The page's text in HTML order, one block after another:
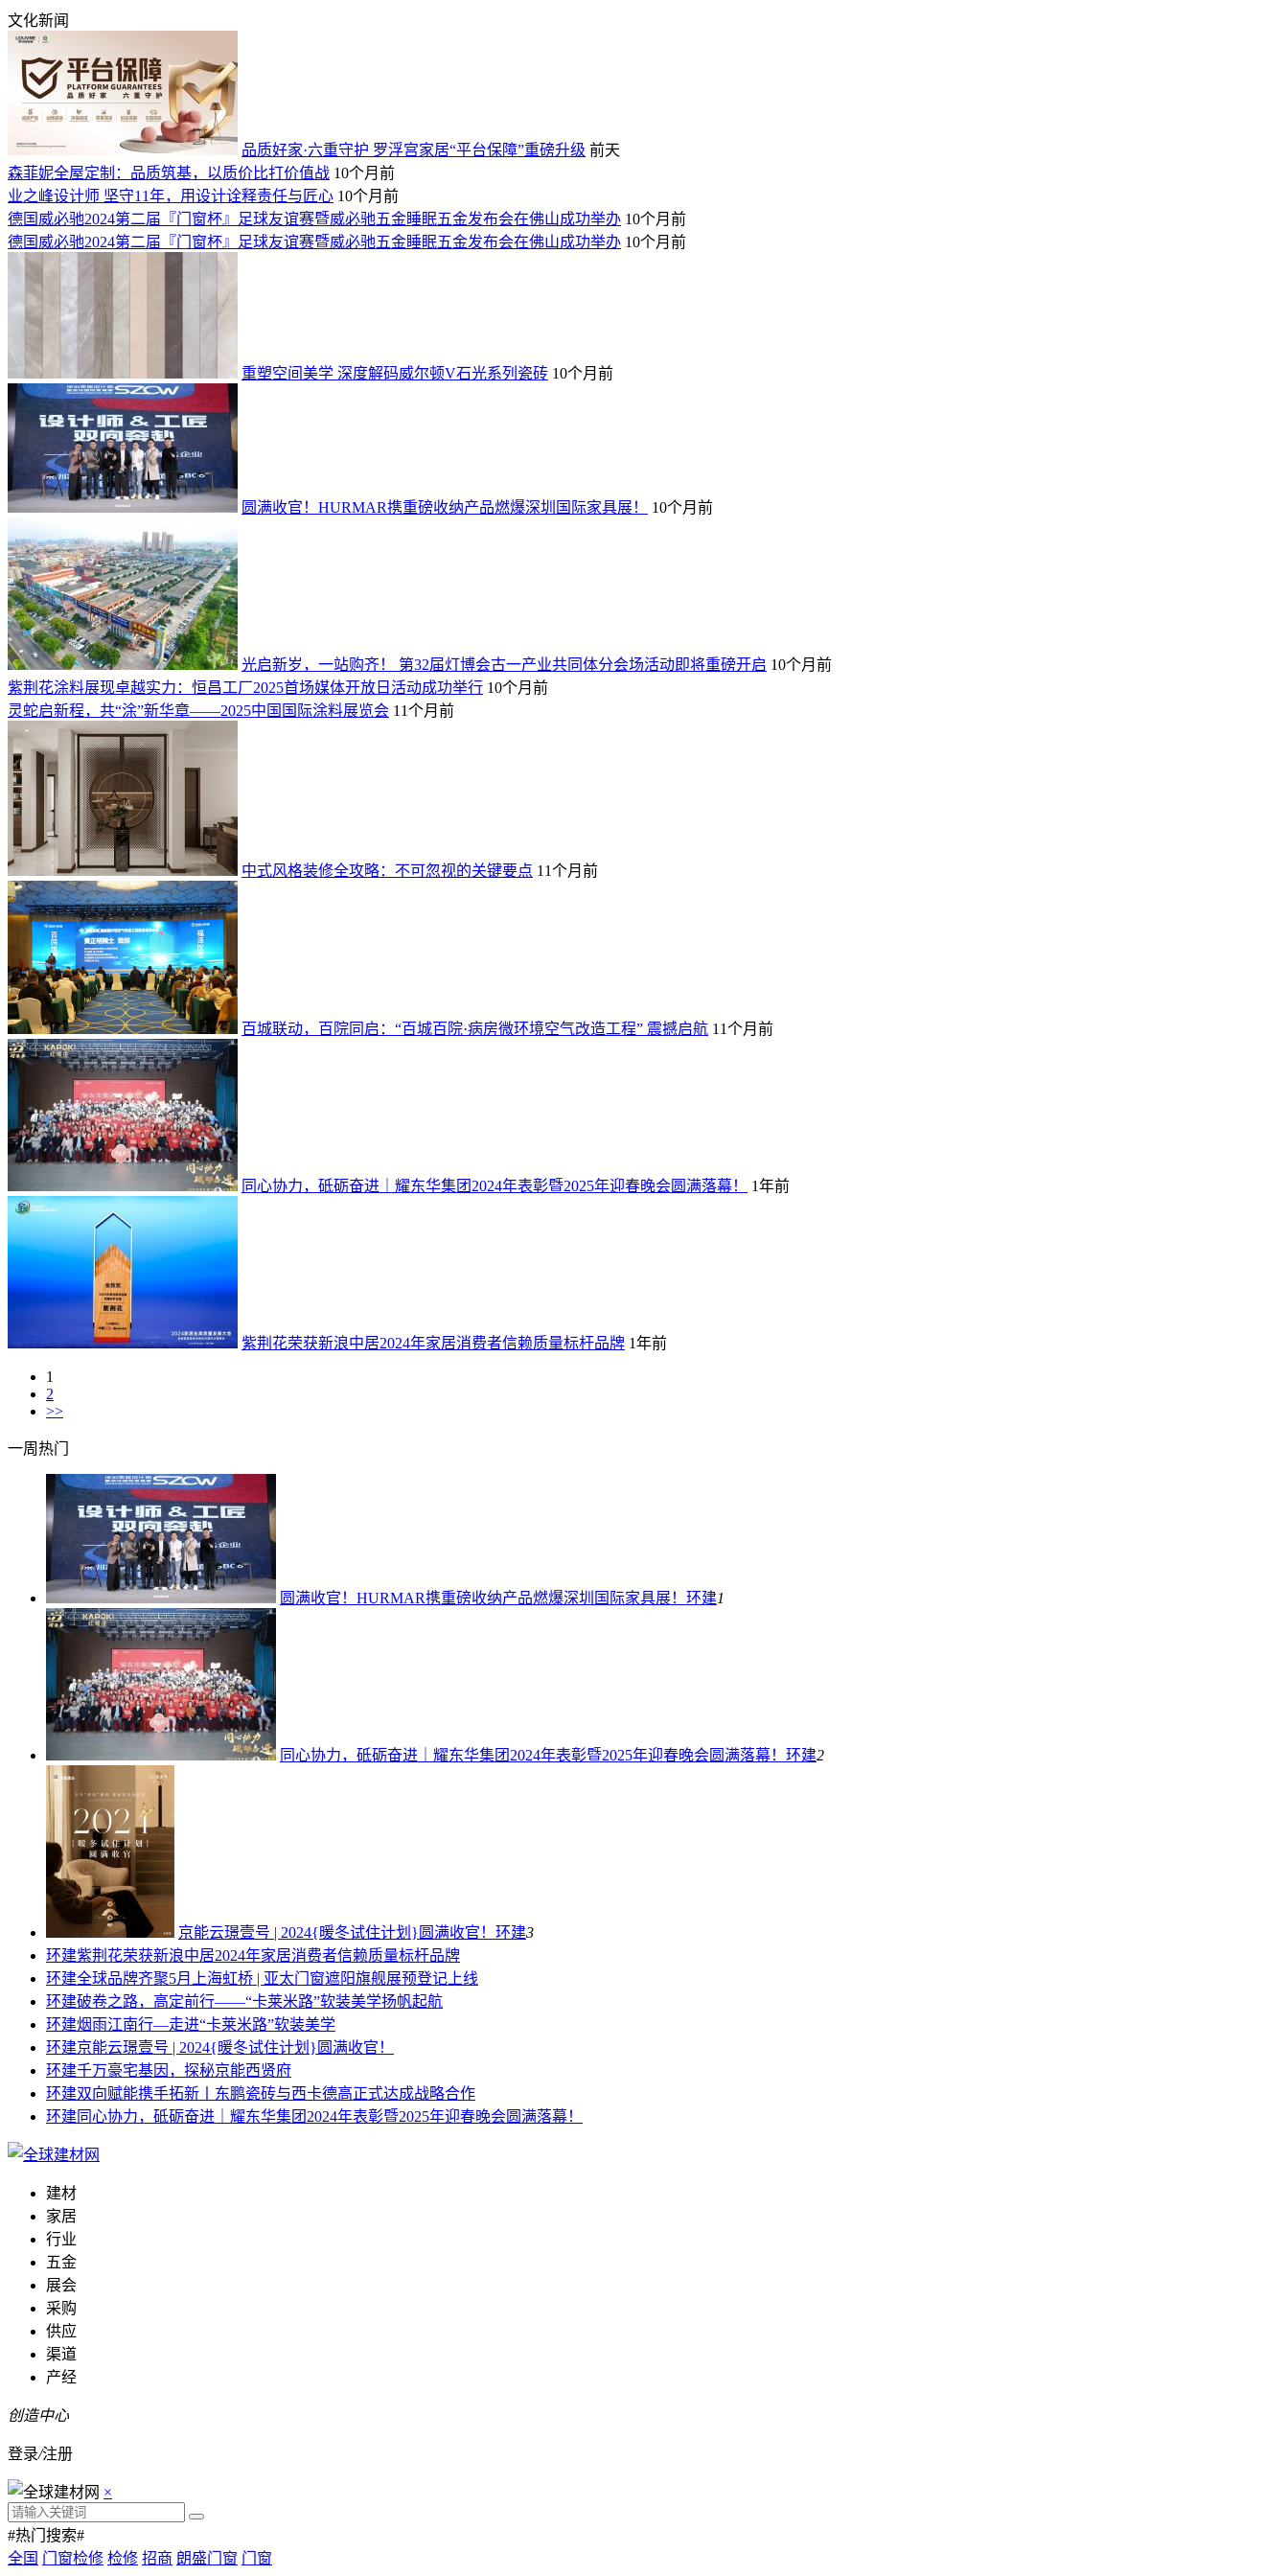
文化新闻
品质好家·六重守护 罗浮宫家居“平台保障”重磅升级 前天
森菲妮全屋定制：品质筑基，以质价比打价值战 10个月前
业之峰设计师 坚守11年，用设计诠释责任与匠心 10个月前
德国威必驰2024第二届『门窗杯』足球友谊赛暨威必驰五金睡眠五金发布会在佛山成功举办 10个月前
德国威必驰2024第二届『门窗杯』足球友谊赛暨威必驰五金睡眠五金发布会在佛山成功举办 10个月前
重塑空间美学 深度解码威尔顿V石光系列瓷砖 10个月前
圆满收官！HURMAR携重磅收纳产品燃爆深圳国际家具展！ 10个月前
光启新岁，一站购齐！ 第32届灯博会古一产业共同体分会场活动即将重磅开启 10个月前
紫荆花涂料展现卓越实力：恒昌工厂2025首场媒体开放日活动成功举行 10个月前
灵蛇启新程，共“涂”新华章——2025中国国际涂料展览会 11个月前
中式风格装修全攻略：不可忽视的关键要点 11个月前
百城联动，百院同启：“百城百院·病房微环境空气改造工程” 震撼启航 11个月前
同心协力，砥砺奋进｜耀东华集团2024年表彰暨2025年迎春晚会圆满落幕！ 1年前
紫荆花荣获新浪中居2024年家居消费者信赖质量标杆品牌 1年前
1
2
>>
一周热门
圆满收官！HURMAR携重磅收纳产品燃爆深圳国际家具展！ 环建1
同心协力，砥砺奋进｜耀东华集团2024年表彰暨2025年迎春晚会圆满落幕！ 环建2
京能云璟壹号 | 2024{暖冬试住计划}圆满收官！ 环建3
环建紫荆花荣获新浪中居2024年家居消费者信赖质量标杆品牌
环建全球品牌齐聚5月上海虹桥 | 亚太门窗遮阳旗舰展预登记上线
环建破卷之路，高定前行——“卡莱米路”软装美学扬帆起航
环建烟雨江南行—走进“卡莱米路”软装美学
环建京能云璟壹号 | 2024{暖冬试住计划}圆满收官！
环建千万豪宅基因，探秘京能西贤府
环建双向赋能携手拓新丨东鹏瓷砖与西卡德高正式达成战略合作
环建同心协力，砥砺奋进｜耀东华集团2024年表彰暨2025年迎春晚会圆满落幕！
建材
家居
行业
五金
展会
采购
供应
渠道
产经
创造中心
登录/注册
×
#热门搜索#
全国 门窗检修 检修 招商 朗盛门窗 门窗